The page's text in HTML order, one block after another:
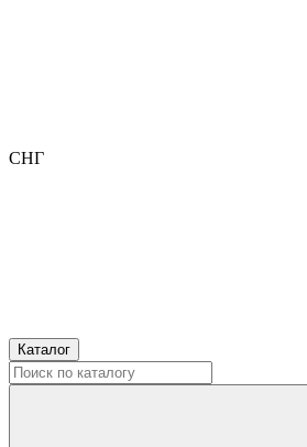
СНГ
Каталог